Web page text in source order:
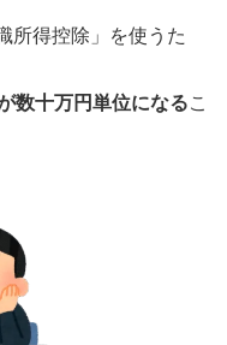
所得控除」を使うた
数十万円単位になるこ